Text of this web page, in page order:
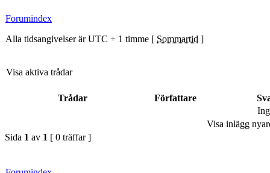
Forumindex
Alla tidsangivelser är UTC + 1 timme [ Sommartid ]
Visa aktiva trådar
Trådar Författare
Visa inlägg
Sida 1 av 1 [ 0 träffar ]